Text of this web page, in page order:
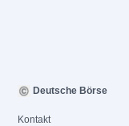
Deutsche Börse
Kontakt